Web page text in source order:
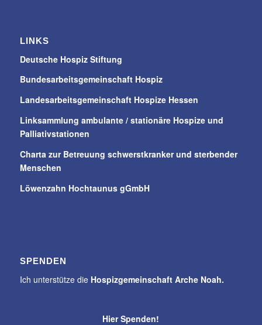
LINKS
Deutsche Hospiz Stiftung
Bundesarbeitsgemeinschaft Hospiz
Landesarbeitsgemeinschaft Hospize Hessen
Linksammlung ambulante / stationäre Hospize und
Palliativstationen
Charta zur Betreuung schwerstkranker und sterbender
Menschen
Löwenzahn Hochtaunus gGmbH
SPENDEN
Ich unterstütze dieHospizgemeinschaft Arche Noah.
Hier Spenden!